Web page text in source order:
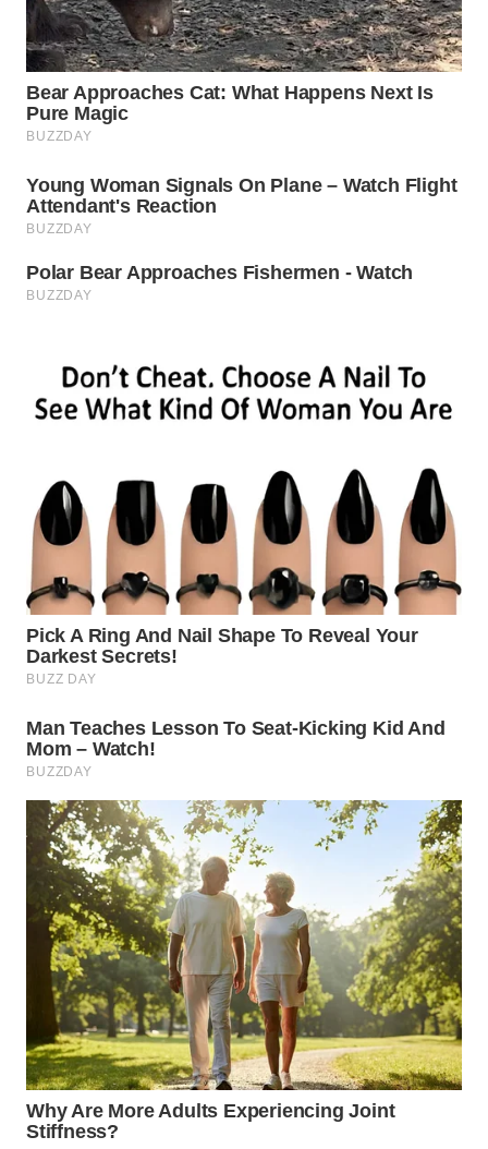
TAPANULI
UTARA
WN
SAMOSIR
WN
PADANG
LAWAS
WN
SUMEDANG
WN
CIANJUR
SERIBU
WN
TANGERANG
WN
BINJAI
CIREBON
INDRAMAYU
WN
KUNINGAN
WN
MAJALENGKA
WN
SUBANG
WN
SUKABUMI